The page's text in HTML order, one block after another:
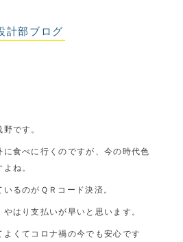
計部ブログ
です。
食べに行くのですが、今の時代色
ね。
るのがＱＲコード決済。
はり支払いが早いと思います。
くてコロナ禍の今でも安心です